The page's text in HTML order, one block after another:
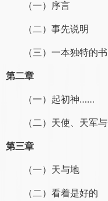
（一）序言
（二）事先说明
（三）一本独特的书
第二章
（一）起初神……
（二）天使、天军
第三章
（一）天与地
（二）看着是好的